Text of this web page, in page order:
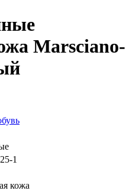
Marsciano-
1
кожа